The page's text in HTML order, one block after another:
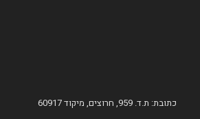
כתובת: ת.ד. 959, חרוצים, מיקוד 60917